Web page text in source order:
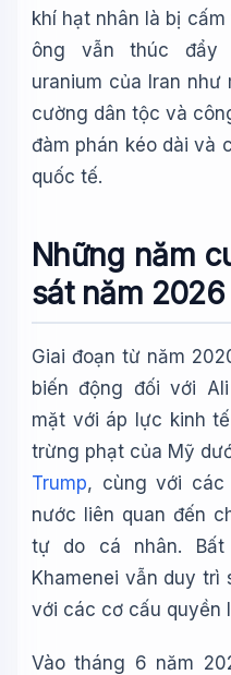
khí hạt nhân là bị
ông vẫn thúc đẩy
uranium của Iran
cường dân tộc và
đàm phán kéo dài và
quốc tế.
Những năm
sát năm 2026
Giai đoạn từ năm
biến động đối với
mặt với áp lực kinh
trừng phạt của Mỹ
Trump, cùng với các
nước liên quan đến
tự do cá nhân.
Khamenei vẫn duy trì
với các cơ cấu quyền
Vào tháng 6 năm